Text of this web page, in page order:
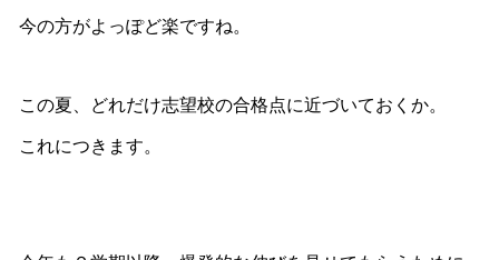
今の方がよっぽど楽ですね。
この夏、どれだけ志望校の合格点に近づいておくか。
これにつきます。